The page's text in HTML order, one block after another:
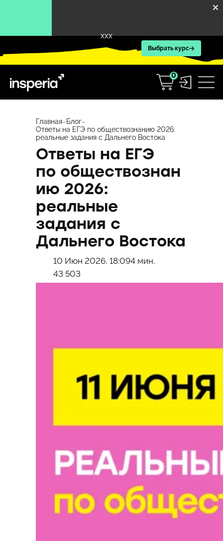
содержимому
XXX
Выбрать курс
0
Главная–Блог–
Ответы на ЕГЭ по обществознанию 2026:
реальные задания с Дальнего Востока
Ответы на ЕГЭ
по обществознан
ию 2026:
реальные
задания с
Дальнего Востока
10 Июн 2026, 18:094 мин.
43 503